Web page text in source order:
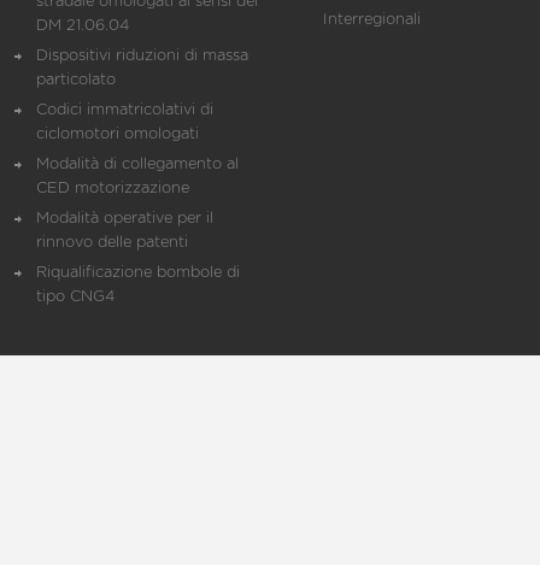
DM 21.06.04
Dispositivi riduzioni di massa
particolato
Codici immatricolativi di
ciclomotori omologati
Modalità di collegamento al
CED motorizzazione
Modalità operative per il
rinnovo delle patenti
Riqualificazione bombole di
tipo CNG4
Interregionali